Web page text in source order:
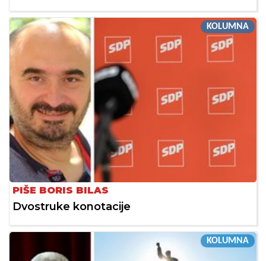
KOLUMNA
PIŠE BORIS BILAS
Dvostruke konotacije
KOLUMNA